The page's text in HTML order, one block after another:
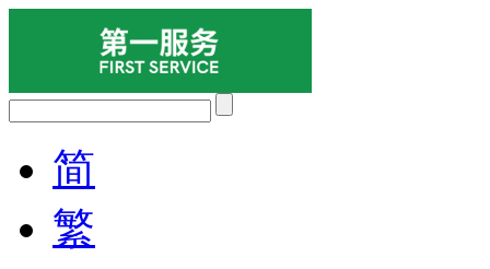
简
繁